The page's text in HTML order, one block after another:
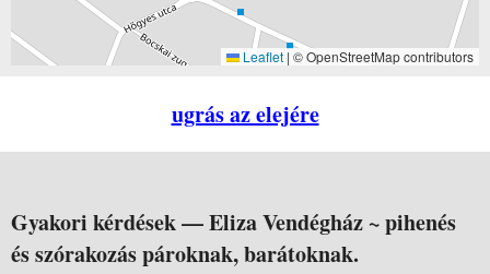
Leaflet | © OpenStreetMap contributors
ugrás az elejére
Gyakori kérdések —Eliza Vendégház ~ pihenés
és szórakozás pároknak, barátoknak.